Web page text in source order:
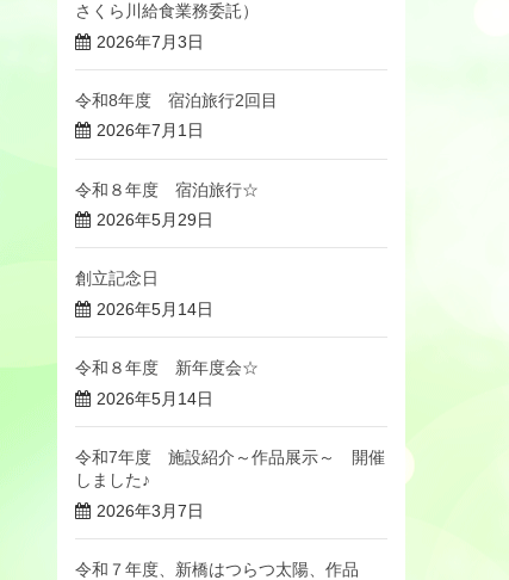
さくら川給食業務委託）
2026年7月3日
令和8年度 宿泊旅行2回目
2026年7月1日
令和８年度 宿泊旅行☆
2026年5月29日
創立記念日
2026年5月14日
令和８年度 新年度会☆
2026年5月14日
令和7年度 施設紹介～作品展示～ 開催
しました♪
2026年3月7日
令和７年度、新橋はつらつ太陽、作品